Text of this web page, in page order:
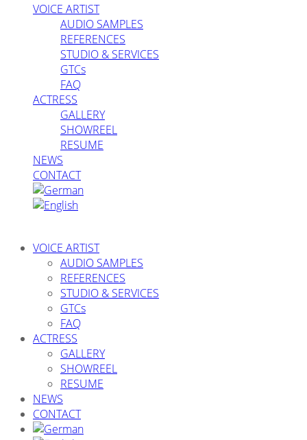
VOICE ARTIST
AUDIO SAMPLES
REFERENCES
STUDIO & SERVICES
GTCs
FAQ
ACTRESS
GALLERY
SHOWREEL
RESUME
NEWS
CONTACT
VOICE ARTIST
AUDIO SAMPLES
REFERENCES
STUDIO & SERVICES
GTCs
FAQ
ACTRESS
GALLERY
SHOWREEL
RESUME
NEWS
CONTACT